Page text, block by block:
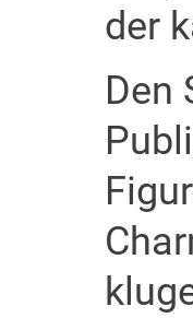
der
Den